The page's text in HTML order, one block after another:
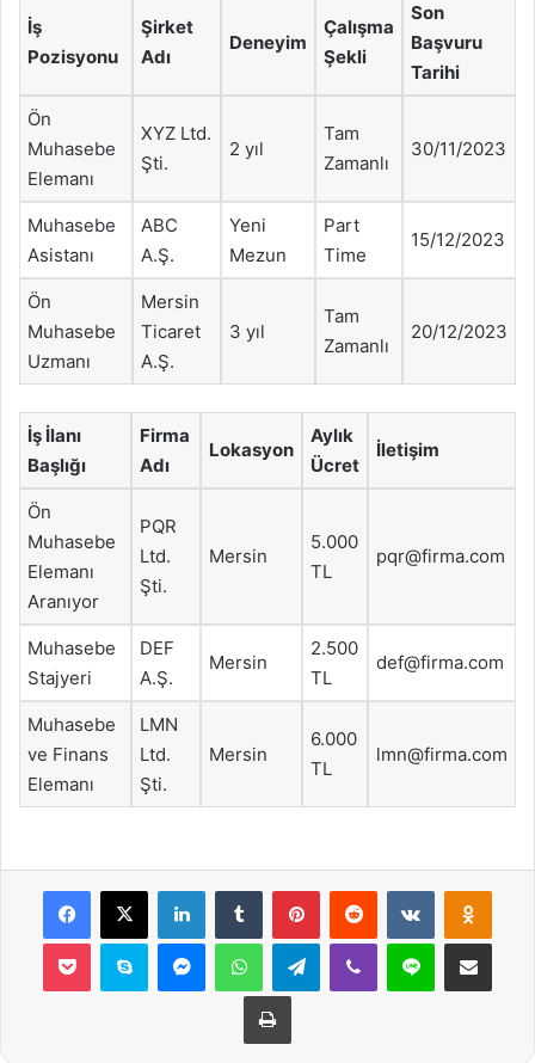
İş
Pozisyonu
Şirket
Adı
Deneyim
Çalışma
Şekli
Son
Başvuru
Tarihi
Ön
Muhasebe
Elemanı
XYZ Ltd.
Şti.
2 yıl
Tam
Zamanlı
30/11/2023
Muhasebe
Asistanı
ABC
A.Ş.
Yeni
Mezun
Part
Time
15/12/2023
Ön
Muhasebe
Uzmanı
Mersin
Ticaret
A.Ş.
3 yıl
Tam
Zamanlı
20/12/2023
İş İlanı
Başlığı
Firma
Adı
Lokasyon
Aylık
Ücret
İletişim
Ön
Muhasebe
Elemanı
Aranıyor
PQR
Ltd.
Şti.
Mersin
5.000
TL
pqr@firma.com
Muhasebe
Stajyeri
DEF
A.Ş.
Mersin
2.500
TL
def@firma.com
Muhasebe
ve Finans
Elemanı
LMN
Ltd.
Şti.
Mersin
6.000
TL
lmn@firma.com
Facebook
X LinkedInTumblr PinterestReddit VKontakte
Pocket Skype MessengerWhatsAppTelegramViber Line E-Posta ile
Yazdır